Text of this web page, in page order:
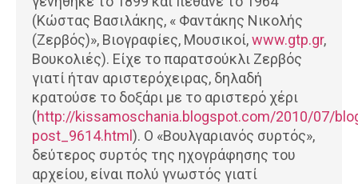
(Κώστας Βασιλάκης, « Φαντάκης Νικολής
(Ζερβός)», Βιογραφίες, Μουσικοί,www.gtp.gr,
Βουκολιές). Είχε το παρατσούκλι Ζερβός
γιατί ήταν αριστερόχειρας, δηλαδή
κρατούσε το δοξάρι με το αριστερό χέρι
(http://kissamoschania.blogspot.com/2010/07/
post_9614.html ). Ο «Βουλγαριανός συρτός»,
δεύτερος συρτός της ηχογράφησης του
αρχείου, είναι πολύ γνωστός γιατί